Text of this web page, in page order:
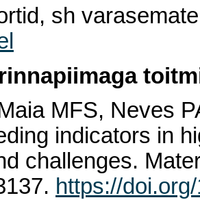
sh
MFS, Neves
indicators in
challenges.
https://